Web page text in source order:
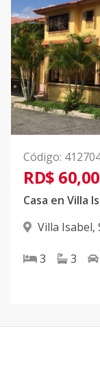
Código:
RD$
Villa Isabel,
3 3